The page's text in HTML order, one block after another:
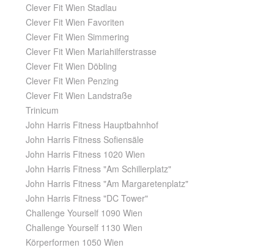
Clever Fit Wien Stadlau
Clever Fit Wien Favoriten
Clever Fit Wien Simmering
Clever Fit Wien Mariahilferstrasse
Clever Fit Wien Döbling
Clever Fit Wien Penzing
Clever Fit Wien Landstraße
Trinicum
John Harris Fitness Hauptbahnhof
John Harris Fitness Sofiensäle
John Harris Fitness 1020 Wien
John Harris Fitness "Am Schillerplatz"
John Harris Fitness "Am Margaretenplatz"
John Harris Fitness "DC Tower"
Challenge Yourself 1090 Wien
Challenge Yourself 1130 Wien
Körperformen 1050 Wien